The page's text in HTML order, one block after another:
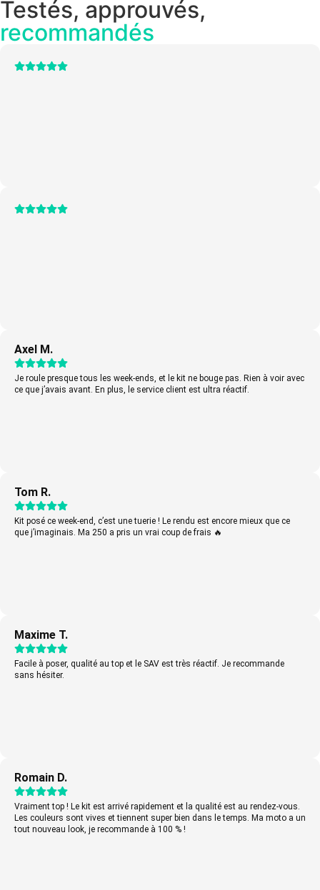
Testés, approuvés,
recommandés
Axel M.
Je roule presque tous les week-ends, et le kit ne bouge pas. Rien à voir avec
ce que j’avais avant. En plus, le service client est ultra réactif.
Tom R.
Kit posé ce week-end, c’est une tuerie ! Le rendu est encore mieux que ce
que j’imaginais. Ma 250 a pris un vrai coup de frais 🔥
Maxime T.
Facile à poser, qualité au top et le SAV est très réactif. Je recommande
sans hésiter.
Romain D.
Vraiment top ! Le kit est arrivé rapidement et la qualité est au rendez-vous.
Les couleurs sont vives et tiennent super bien dans le temps. Ma moto a un
tout nouveau look, je recommande à 100 % !